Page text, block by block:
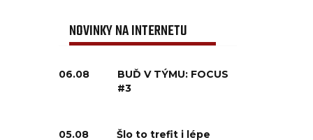
NOVINKY NA INTERNETU
06.08
BUĎ V TÝMU: FOCUS
#3
05.08 Šlo to trefit i lépe